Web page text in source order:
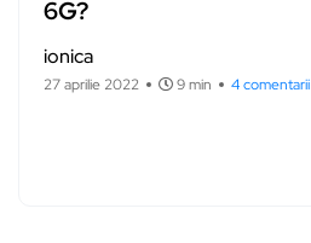
6G?
ionica
27 aprilie 2022 9 min 4 comentarii